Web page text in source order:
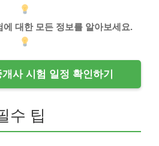
에 대한 모든 정보를 알아보세요.
사 시험 일정 확인하기
수 팁